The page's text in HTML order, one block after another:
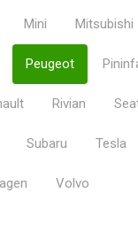
Mini Mitsubishi
Peugeot
Rivian
Subaru Tesla
Volvo